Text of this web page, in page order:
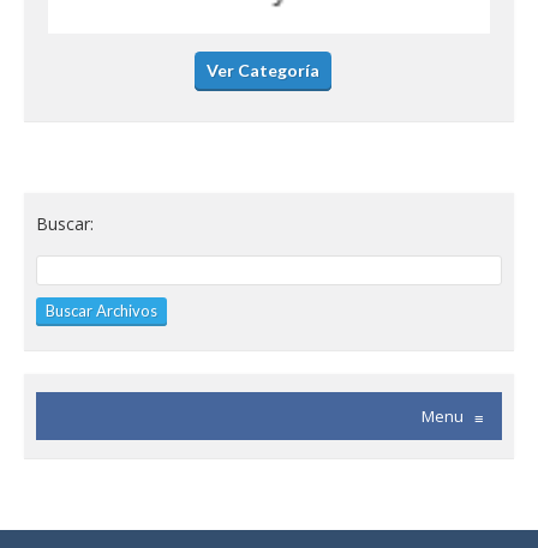
Ver Categoría
Buscar:
Menu ≡